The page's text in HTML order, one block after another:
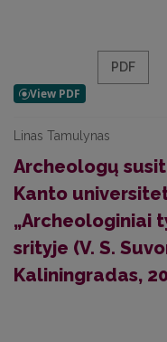
PDF
Linas Tamulynas
Archeologų
Kanto
„Archeologiniai
srityje (V. S.
Kaliningradas,